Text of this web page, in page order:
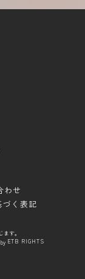
わせ
く表記
す。
ETB RIGHTS